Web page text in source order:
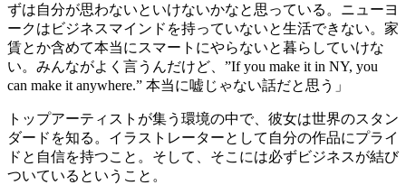
ずは自分が思わないといけないかなと思っている。ニューヨ
ークはビジネスマインドを持っていないと生活できない。家
賃とか含めて本当にスマートにやらないと暮らしていけな
い。みんながよく言うんだけど、 ”If you make it in NY, you
can make it anywhere.” 本当に嘘じゃない話だと思う」
トップアーティストが集う環境の中で、彼女は世界のスタン
ダードを知る。イラストレーターとして自分の作品にプライ
ドと自信を持つこと。そして、そこには必ずビジネスが結び
ついているということ。